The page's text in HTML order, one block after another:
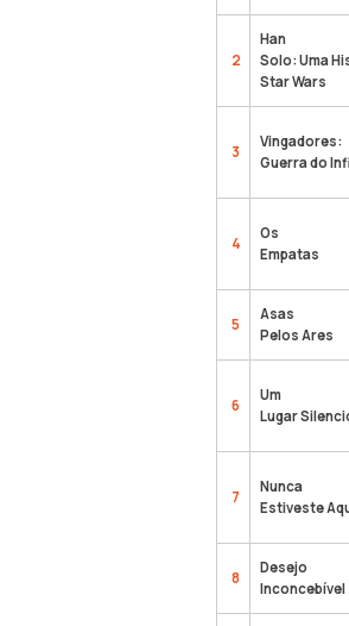
2
Han
Solo: Uma
Star Wars
3
Vingadores:
Guerra do
4
Os
Empatas
5
Asas
Pelos Ares
6
Um
Lugar
7
Nunca
Estiveste
8
Desejo
Inconcebível